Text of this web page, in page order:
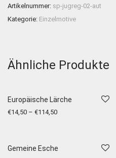
Artikelnummer: sp-jugreg-02-aut
Kategorie: Einzelmotive
Ähnliche Produkte
Europäische Lärche
€14,50 – €114,50
Gemeine Esche